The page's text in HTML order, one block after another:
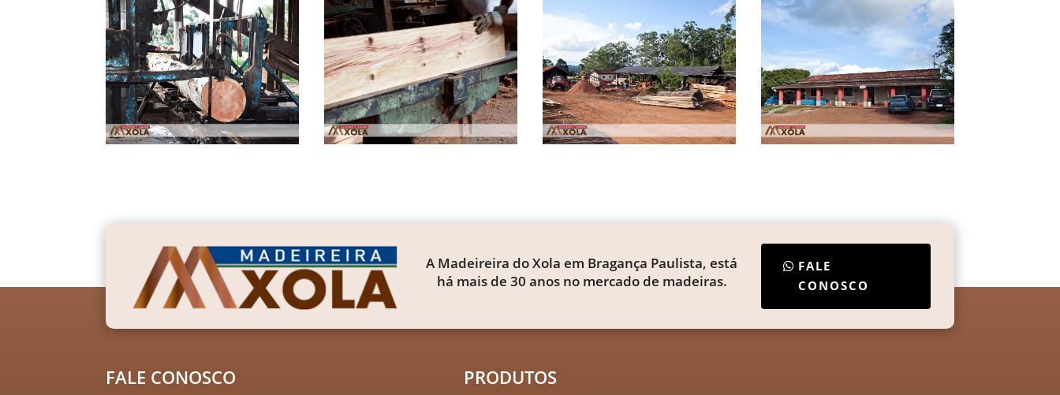
A Madeireira do Xola em Bragança Paulista, está
há mais de 30 anos no mercado de madeiras.
FALE
CONOSCO
FALE CONOSCO PRODUTOS